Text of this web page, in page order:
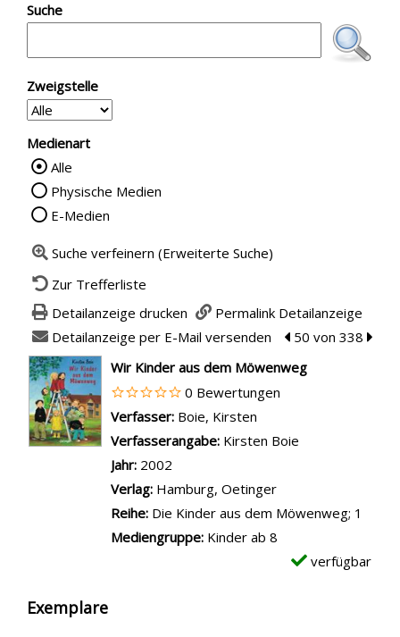
Suche
Zweigstelle
Medienart
Wählen Sie die Medienart nach der Sie
Alle
Physische Medien
E-Medien
Suche verfeinern (Erweiterte Suche)
Zur Trefferliste
Detailanzeige drucken
Permalink Detailanzeige
Detailanzeige per E-Mail versenden
zum vorherigen
50 von 338 zum
wird in neuem Tab geöffnet
Wir Kinder aus dem Möwenweg
0 Bewertungen
Verfasser: Suche nach diesem Verfasser
Boie, Kirsten
Verfasserangabe: Kirsten Boie
Jahr: 2002
Verlag: Hamburg, Oetinger
Reihe: Die Kinder aus dem Möwenweg; 1
Mediengruppe: Kinder ab 8
verfügbar
Exemplare